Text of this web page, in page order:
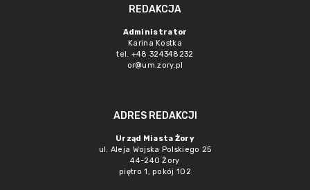
REDAKCJA
Administrator
Karina Kostka
tel. +48 324348232
or@um.zory.pl
ADRES REDAKCJI
Urząd Miasta Żory
ul. Aleja Wojska Polskiego 25
44-240 Żory
piętro 1, pokój 102